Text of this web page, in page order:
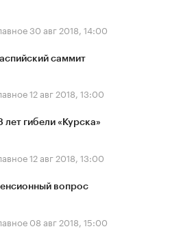
30 авг 2018, 14:00
саммит
12 авг 2018, 13:00
лет гибели «Курска»
12 авг 2018, 13:00
вопрос
08 авг 2018, 15:00